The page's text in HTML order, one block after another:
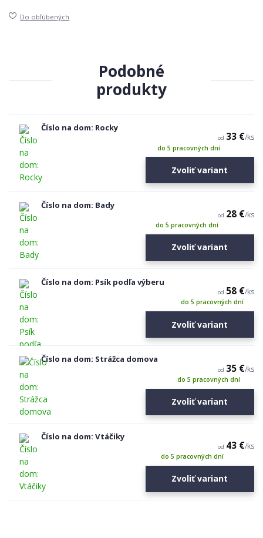
Do obľúbených
Podobné
produkty
Číslo na dom: Rocky
od 33 €/ks
do 5 pracovných dní
Zvoliť variant
Číslo na dom: Bady
od 28 €/ks
do 5 pracovných dní
Zvoliť variant
Číslo na dom: Psík podľa výberu
od 58 €/ks
do 5 pracovných dní
Zvoliť variant
Číslo na dom: Strážca domova
od 35 €/ks
do 5 pracovných dní
Zvoliť variant
Číslo na dom: Vtáčiky
od 43 €/ks
do 5 pracovných dní
Zvoliť variant